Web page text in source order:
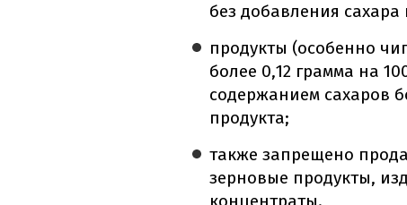
без добавления сахара
продукты (особенно
более 0,12 грамма на
содержанием сахаров
продукта;
также запрещено
зерновые продукты,